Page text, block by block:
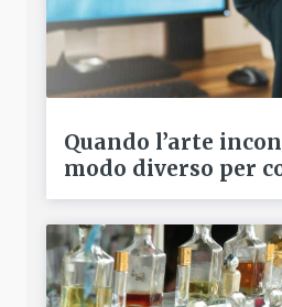
Quando l’arte
modo diverso per